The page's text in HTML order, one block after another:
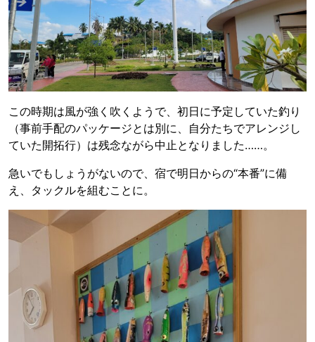
この時期は風が強く吹くようで、初日に予定していた釣り
（事前手配のパッケージとは別に、自分たちでアレンジし
ていた開拓行）は残念ながら中止となりました……。
急いでもしょうがないので、宿で明日からの“本番”に備
え、タックルを組むことに。